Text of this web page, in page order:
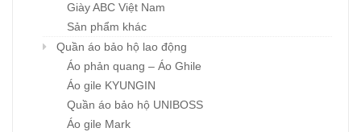
Giày ABC Việt Nam
Sản phẩm khác
Quần áo bảo hộ lao động
Áo phản quang – Áo Ghile
Áo gile KYUNGIN
Quần áo bảo hộ UNIBOSS
Áo gile Mark